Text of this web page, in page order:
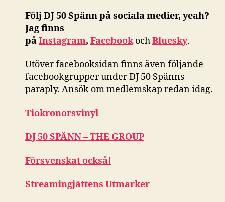
Följ DJ 50 Spänn på sociala medier, yeah?
Jag finns
påInstagram, FacebookochBluesky.
Utöver facebooksidan finns även följande
facebookgrupper under DJ 50 Spänns
paraply. Ansök om medlemskap redan idag.
Tiokronorsvinyl
DJ 50 SPÄNN – THE GROUP
Försvenskat också!
Streamingjättens Utmarker